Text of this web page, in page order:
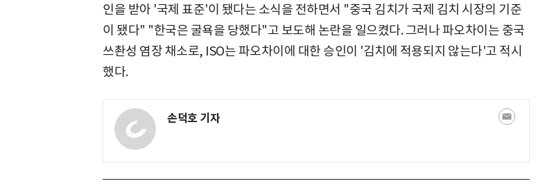
인을 받아 '국제 표준'이 됐다는 소식을 전하면서 "중국 김치가 국제 김치 시장의 기준
이 됐다" "한국은 굴욕을 당했다"고 보도해 논란을 일으켰다. 그러나 파오차이는 중국
쓰촨성 염장 채소로, ISO는 파오차이에 대한 승인이 '김치에 적용되지 않는다'고 적시
했다.
손덕호 기자